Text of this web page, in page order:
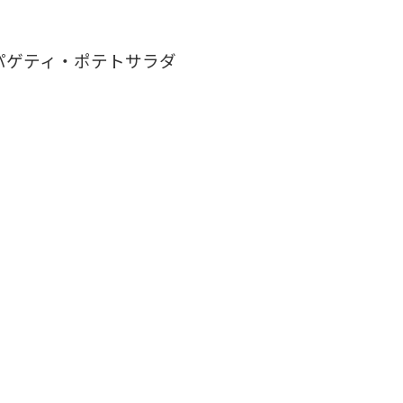
ティ・ポテトサラダ